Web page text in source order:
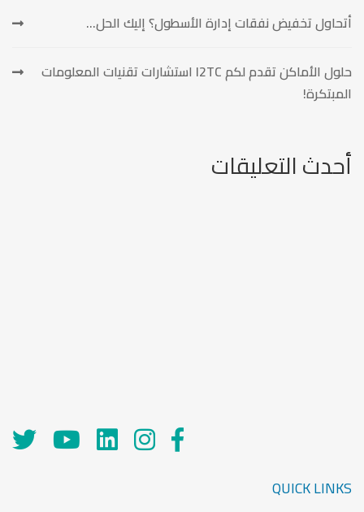
أتحاول تخفيض نفقات إدارة الأسطول؟ إليك الحل…
حلول الأماكن تقدم لكم I2TC استشارات تقنيات المعلومات
المبتكرة!
أحدث التعليقات
QUICK LINKS